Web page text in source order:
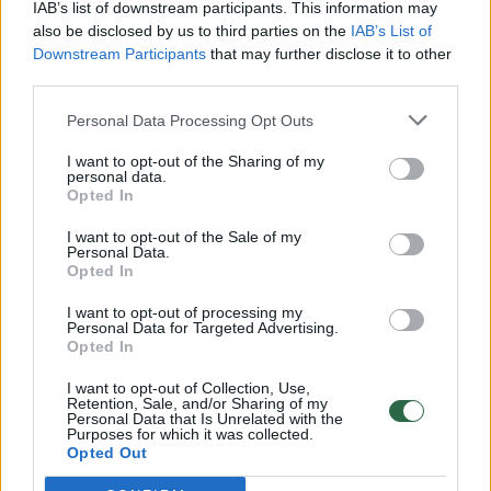
IAB’s list of downstream participants. This information may
also be disclosed by us to third parties on the IAB’s List of
Downstream Participants that may further disclose it to other
Personal Data Processing Opt Outs
I want to opt-out of the Sharing of my
personal data.
Opted In
I want to opt-out of the Sale of my
Personal Data.
Opted In
I want to opt-out of processing my
Personal Data for Targeted Advertising.
Opted In
I want to opt-out of Collection, Use,
Retention, Sale, and/or Sharing of my
Personal Data that Is Unrelated with the
Purposes for which it was collected.
Opted Out
vaiko gyvybių išgelbėti nepavyko
Žinios | Lietuvos diena
00:00:57
32 laipsnių šilumos
Žinios | Orai
Nufilmavo, kaip patvino Vilniaus Vakarinis aplinkkelis:
vaizdas pribloškia
Žinios | Lietuvos diena
00:00:55
Avarija Vilniuje: į stotelę įsirėžęs automobilis sužalojo
dvi moteris
Žinios | Lietuvos diena